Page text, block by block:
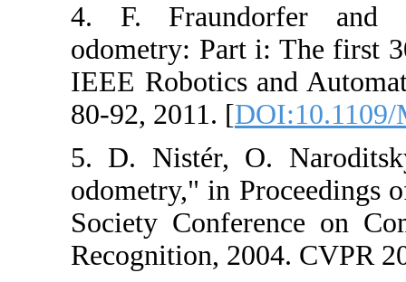
4. F.
odometry: Part
IEEE Robotics
80-92, 2011. [
5. D. Nistér,
odometry," in
Society
Recognition,